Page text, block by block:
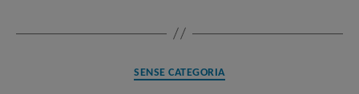
Categories
SENSE CATEGORIA